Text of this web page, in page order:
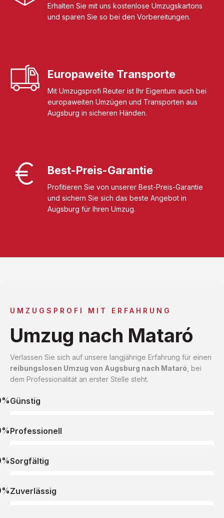
Erhalten Sie mit uns kostenlose Umzugskartons
und sparen Sie so bei den Vorbereitungen.
Europaweite Transporte
Mit Umzugsprofi Reuter ist Ihr Eigentum auch bei
europaweiten Umzügen und Transporten aus
Augsburg in sicheren Händen.
Best-Preis-Garantie
Profitieren Sie von unserer Best-Preis-Garantie
und sichern Sie sich das beste Angebot in
Augsburg für Ihren Umzug.
UMZUGSPROFI MIT ERFAHRUNG
Umzug nach Mataró
Verlassen Sie sich auf unsere langjährige Erfahrung für einen
reibungslosen Umzug von Augsburg nach Mataró , bei
dem Professionalität an erster Stelle steht.
Günstig
Professionell
Sorgfältig
Zuverlässig